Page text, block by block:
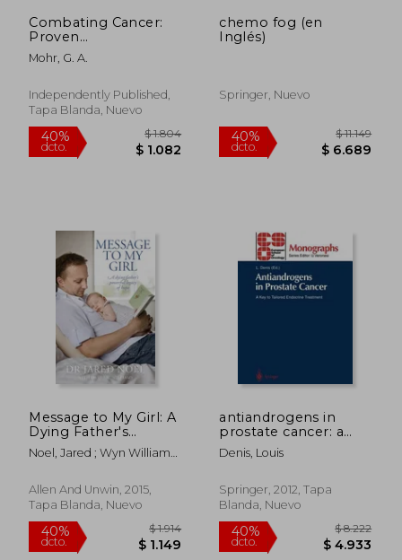
40% $ 3.673 40%
Combating Cancer:
Proven
Neutraceutical &
Lifestyle Remedies
Mohr, G. A.
Independently Published,
Tapa Blanda, Nuevo
chemo fog (en
Inglés)
Springer, Nuevo
Message to My Girl: A
Dying Father's
Powerful Legacy of
Hope (en Inglés)
Noel, Jared ; Wyn Williams,
Allen And Unwin, 2015,
Tapa Blanda, Nuevo
antiandrogens in
prostate cancer: a
key to tailored
endocrine treatment
Denis, Louis
Springer, 2012, Tapa
Blanda, Nuevo